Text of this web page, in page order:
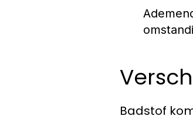
Badstof